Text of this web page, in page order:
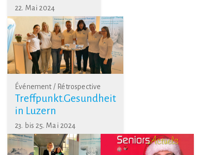
22. Mai 2024
Événement / Rétrospective
Treffpunkt.Gesundheit
in Luzern
23. bis 25. Mai 2024